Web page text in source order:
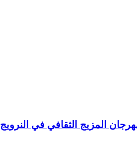
المزيج الثقافي في النرويج